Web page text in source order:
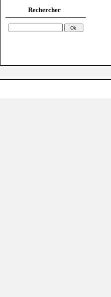
Rechercher